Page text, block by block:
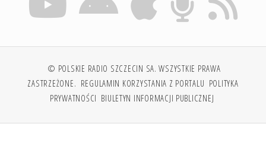
© POLSKIE RADIO SZCZECIN SA. WSZYSTKIE PRAWA
ZASTRZEŻONE. REGULAMIN KORZYSTANIA Z PORTALU POLITYKA
PRYWATNOŚCI BIULETYN INFORMACJI PUBLICZNEJ